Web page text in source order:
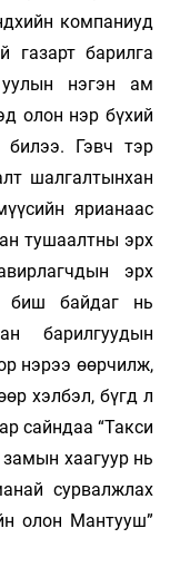
компаниуд
газарт барилга
нэгэн ам
олон нэр бүхий
би­лээ. Гэвч тэр
шалгалтынхан
ярианаас
тушаалтны эрх
эрх
байдаг нь
барилгуудын
нэрээ өөрчилж,
хэлбэл, бүгд л
сайндаа “Такси
хаагуур нь
сурвалжлах
олон Мантууш”